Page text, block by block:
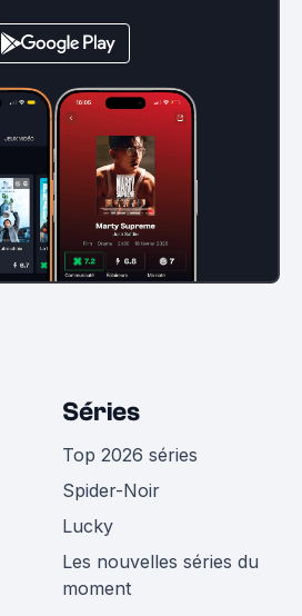
Séries
Top 2026 séries
Spider-Noir
Lucky
Les nouvelles séries du
moment